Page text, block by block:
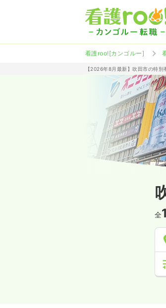
看護roo![カンゴルー]
【2026年8月最新】吹田市の特
全